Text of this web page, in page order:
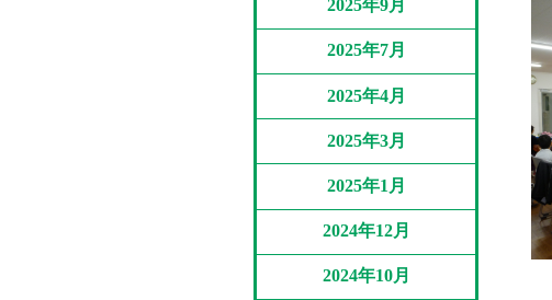
2025年9月
2025年7月
2025年4月
2025年3月
2025年1月
2024年12月
2024年10月